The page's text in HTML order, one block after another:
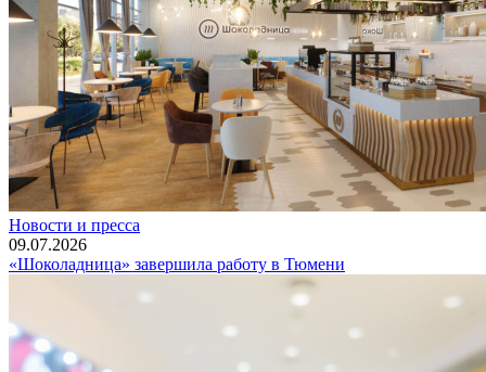
Новости и пресса
09.07.2026
«Шоколадница» завершила работу в Тюмени